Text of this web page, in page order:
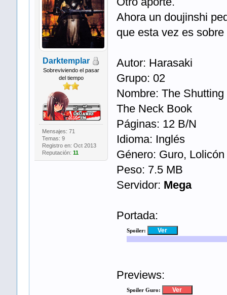
Darktemplar
Sobreviviendo el pasar
del tiempo
Mensajes: 71
Temas: 9
Registro en: Oct 2013
Reputación: 11
Ahora un doujinshi
que esta vez es
Autor: Harasaki
Grupo: 02
Nombre: The
The Neck Book
Páginas: 12 B/N
Idioma: Inglés
Género: Guro, Lolicón
Peso: 7.5 MB
Servidor: Mega
Portada:
Spoiler:
Previews:
Spoiler Guro: